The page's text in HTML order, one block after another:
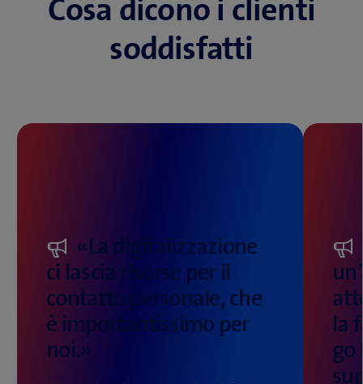
Cosa dicono i clienti
soddisfatti
«La digitalizzazione
ci lascia risorse per il
contatto personale, che
è importantissimo per
noi.»
la
go